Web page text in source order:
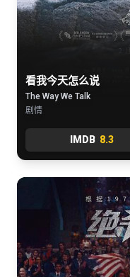
看我今天怎么说
The Way We Talk
剧情
IMDB 8.3